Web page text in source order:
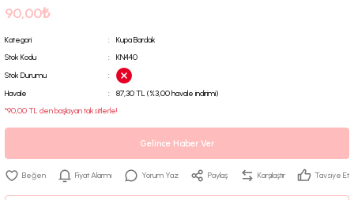
90,00₺
Kategori
Kupa Bardak
Stok Kodu
KN440
Stok Durumu
Havale
87,30 TL (%3,00 havale indirimi)
*90,00 TL den başlayan taksitlerle!
Gelince Haber Ver
Fiyat Alarmı Yorum Yaz Paylaş Karşılaştır Tavsiye Et